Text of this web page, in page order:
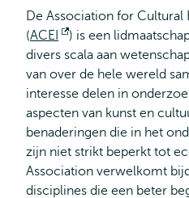
De Association for
(ACEI
Opent
extern
) is een
divers scala aan
van over de hele wereld
interesse delen in
aspecten van kunst en
benaderingen die in het
zijn niet strikt beperkt tot
Association verwelkomt
disciplines die een beter